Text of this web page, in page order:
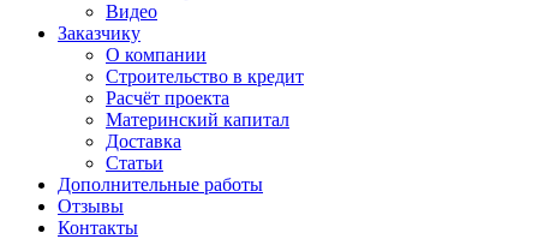
Видео
Заказчику
О компании
Строительство в кредит
Расчёт проекта
Материнский капитал
Доставка
Статьи
Дополнительные работы
Отзывы
Контакты